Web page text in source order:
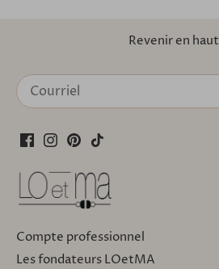
Revenir en haut
Compte professionnel
Les fondateurs LOetMA